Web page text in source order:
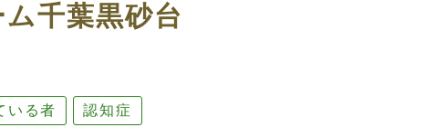
千葉黒砂台
いる者 認知症